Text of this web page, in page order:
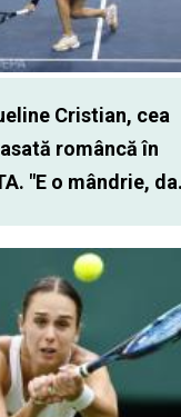
Cristian, cea
româncă în
"E o mândrie,